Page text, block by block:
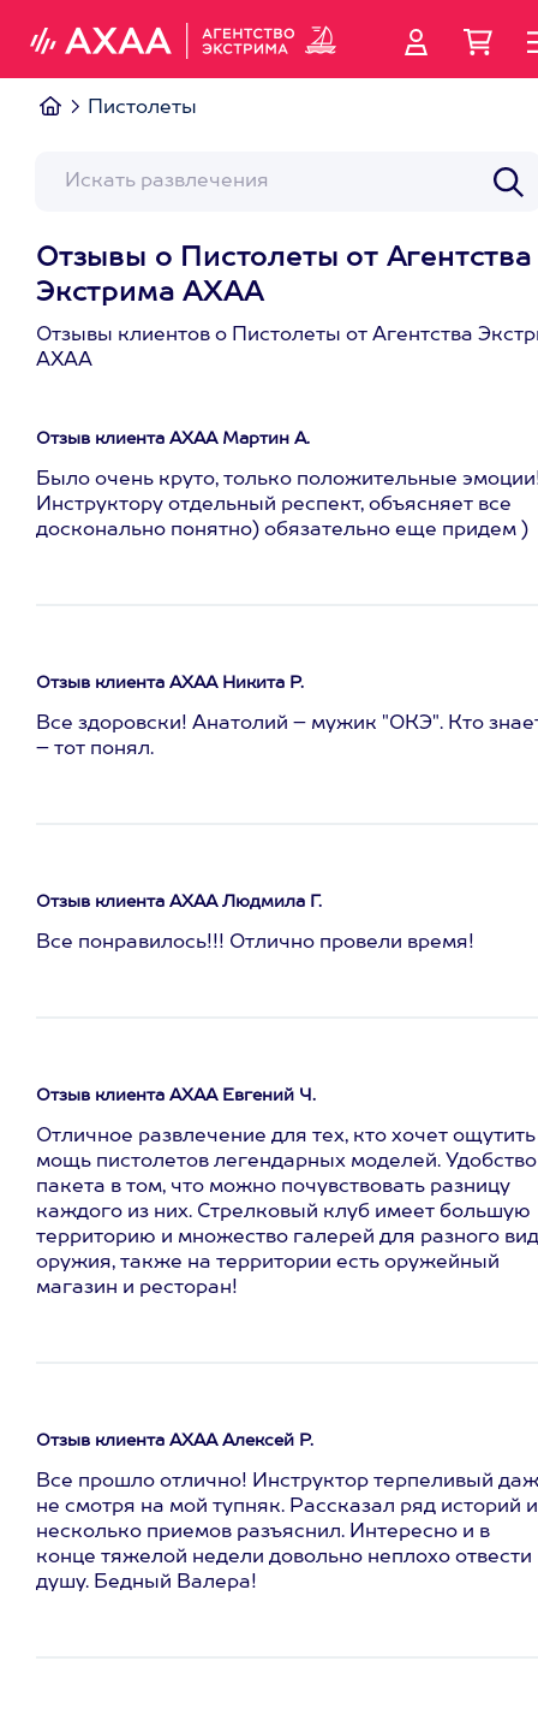
Пистолеты
Отзывы о Пистолеты от Агентства
Экстрима АХАА
Отзывы клиентов о Пистолеты от Агентства
АХАА
Отзыв клиента АХАА Мартин А.
Было очень круто, только положительные
Инструктору отдельный респект, объясняет все
досконально понятно) обязательно еще придем )
Отзыв клиента АХАА Никита Р.
Все здоровски! Анатолий – мужик "ОКЭ". Кто
– тот понял.
Отзыв клиента АХАА Людмила Г.
Все понравилось!!! Отлично провели время!
Отзыв клиента АХАА Евгений Ч.
Отличное развлечение для тех, кто хочет ощутить
мощь пистолетов легендарных моделей. Удобство
пакета в том, что можно почувствовать разницу
каждого из них. Стрелковый клуб имеет большую
территорию и множество галерей для разного
оружия, также на территории есть оружейный
магазин и ресторан!
Отзыв клиента АХАА Алексей Р.
Все прошло отлично! Инструктор терпеливый
не смотря на мой тупняк. Рассказал ряд историй и
несколько приемов разъяснил. Интересно и в
конце тяжелой недели довольно неплохо отвести
душу. Бедный Валера!